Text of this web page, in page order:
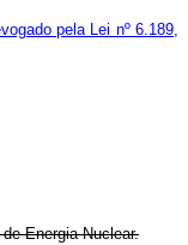
pela Lei nº 6.189,
Energia Nuclear.